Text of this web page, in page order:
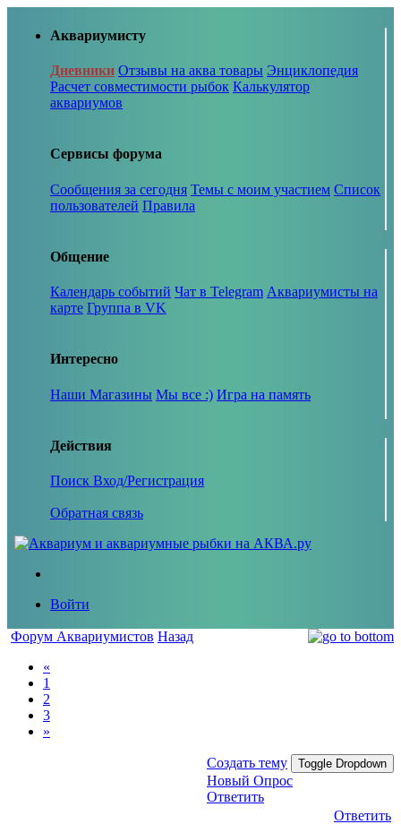
Аквариумисту
Дневники Отзывы на аква товары Энциклопедия
Расчет совместимости рыбок Калькулятор
аквариумов
Сервисы форума
Сообщения за сегодня Темы с моим участием Список
пользователей Правила
Общение
Календарь событий Чат в Telegram Аквариумисты на
карте Группа в VK
Интересно
Наши Магазины Мы все :) Игра на память
Действия
Поиск Вход/Регистрация
Обратная связь
Войти
Форум Аквариумистов Назад
«
1
2
3
»
Создать тему Toggle Dropdown
Новый Опрос
Ответить
Ответить